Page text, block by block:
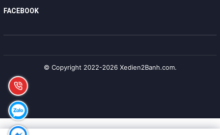
FACEBOOK
© Copyright 2022-2026 Xedien2Banh.com.